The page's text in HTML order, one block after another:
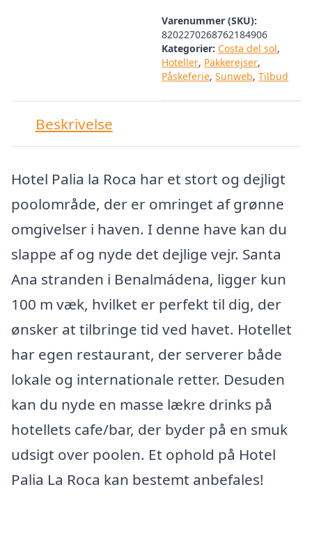
Varenummer (SKU):
8202270268762184906
Kategorier: Costa del sol,
Hoteller, Pakkerejser,
Påskeferie,Sunweb,Tilbud
Beskrivelse
Hotel Palia la Roca har et stort og dejligt
poolområde, der er omringet af grønne
omgivelser i haven. I denne have kan du
slappe af og nyde det dejlige vejr. Santa
Ana stranden i Benalmádena, ligger kun
100 m væk, hvilket er perfekt til dig, der
ønsker at tilbringe tid ved havet. Hotellet
har egen restaurant, der serverer både
lokale og internationale retter. Desuden
kan du nyde en masse lækre drinks på
hotellets cafe/bar, der byder på en smuk
udsigt over poolen. Et ophold på Hotel
Palia La Roca kan bestemt anbefales!